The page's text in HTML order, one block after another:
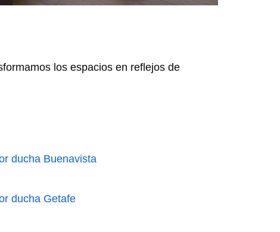
los espacios en reflejos de
ducha Buenavista
ducha Getafe